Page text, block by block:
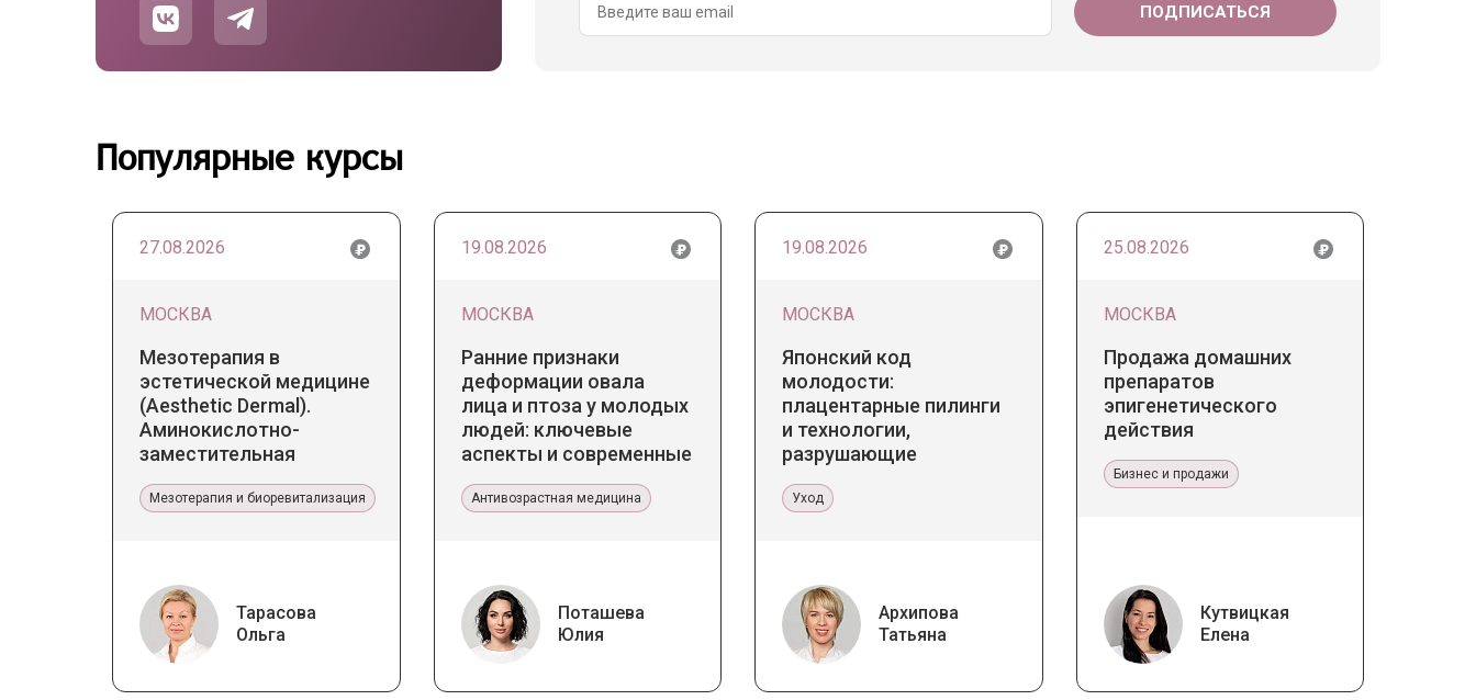
Популярные курсы
27.08.2026
МОСКВА
Мезотерапия в
эстетической медицине
(Aesthetic Dermal).
Аминокислотно-
заместительная
Мезотерапия и биоревитализация
Тарасова
Ольга
19.08.2026
МОСКВА
Ранние признаки
деформации овала
лица и птоза у молодых
людей: ключевые
аспекты и современные
Антивозрастная медицина
Поташева
Юлия
19.08.2026
МОСКВА
Японский код
молодости:
плацентарные пилинги
и технологии,
разрушающие
Уход
Архипова
Татьяна
25.08.2026
МОСКВА
Продажа домашних
препаратов
эпигенетического
действия
Бизнес и продажи
Кутвицкая
Елена